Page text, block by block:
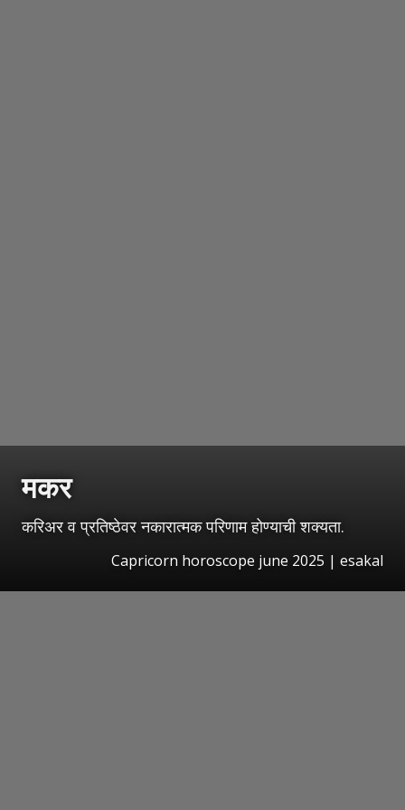
मकर
करिअर व प्रतिष्ठेवर नकारात्मक परिणाम होण्याची शक्यता.
Capricorn horoscope june 2025 | esakal